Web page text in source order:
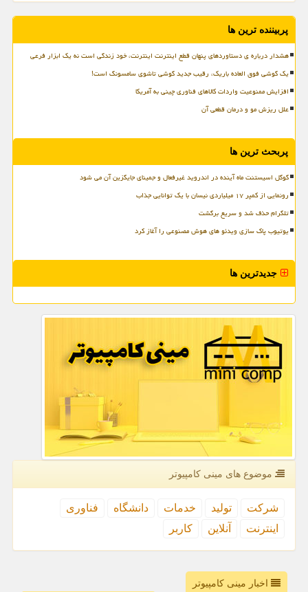
پربیننده ترین ها
هشدار درباره ی دستاوردهای پنهان قطع اینترنت اینترنت، خود زندگی است نه یک ابزار فرعی
یک گوشی فوق العاده باریک، رقیب جدید گوشی تاشوی سامسونگ است!
افزایش ممنوعیت واردات کالاهای فناوری چینی به آمریکا
علل ریزش مو و درمان قطعی آن
پربحث ترین ها
گوگل اسیستنت ماه آینده در اندروید غیرفعال و جمینای جایگزین آن می شود
رونمایی از کمپر ۱۷ میلیاردی نیسان با یک توانایی جذاب
تلگرام حذف شد و سریع برگشت
یوتیوب پاک سازی ویدئو های هوش مصنوعی را آغاز کرد
جدیدترین ها
موضوع های مینی كامپیوتر
شركت تولید خدمات دانشگاه
فناوری
اینترنت
آنلاین كاربر
اخبار مینی کامپیوتر